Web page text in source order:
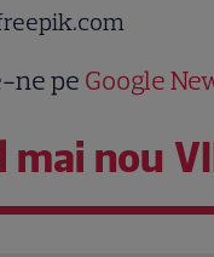
ne pe Google
mai nou